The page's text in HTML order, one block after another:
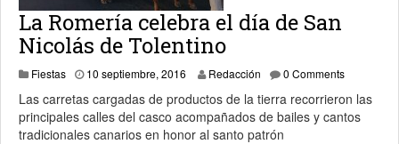
La Romería celebra el día de San
Nicolás de Tolentino
Fiestas 10 septiembre, 2016 11 septiembre, 2016
Redacción 0 Comments
Las carretas cargadas de productos de la tierra recorrieron las
principales calles del casco acompañados de bailes y cantos
tradicionales canarios en honor al santo patrón